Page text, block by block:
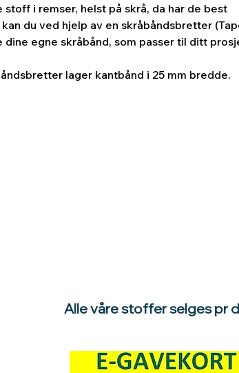
stoff i remser, helst på skrå, da har de best
du ved hjelp av en skråbåndsbretter
dine egne skråbånd, som passer til ditt
lager kantbånd i 25 mm bredde.
Alle våre stoffer selges pr